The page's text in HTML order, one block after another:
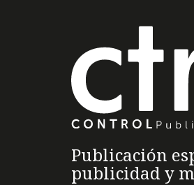
Publicación
publicidad y